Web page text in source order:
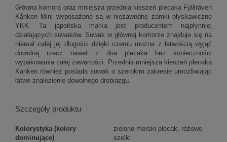
Główna komora oraz mniejsza przednia kieszeń plecaka Fjällräven
Kånken Mini wyposażone są w niezawodne zamki błyskawiczne
YKK. Ta japońska marka jest producentem najpłynniej
działających suwaków. Suwak w głównej komorze znajduje się na
niemal całej jej długości dzięki czemu można z łatwością wyjąć
dowolną rzecz nawet z dna plecaka bez konieczności
wypakowania całej zawartości. Przednia mniejsza kieszeń plecaka
Kanken również posiada suwak o szerokim zakresie umożliwiając
łatwe znalezienie dowolnego drobiazgu.
Szczegóły produktu
Kolorystyka (kolory
dominujące)
zielono-morski plecak, różowe
szelki